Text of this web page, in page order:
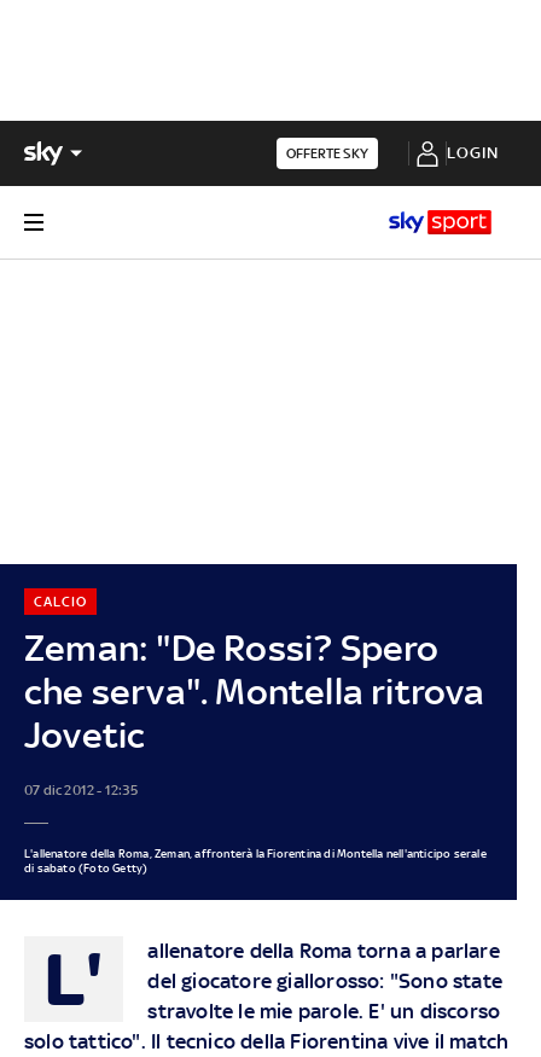
OFFERTE SKY LOGIN
Zeman: "De Rossi? Spero
che serva". Montella ritrova
Jovetic
CALCIO
07 dic 2012 - 12:35
L'allenatore della Roma, Zeman, affronterà la Fiorentina di Montella nell'anticipo serale
di sabato (Foto Getty)
L'
allenatore della Roma torna a parlare
del giocatore giallorosso: "Sono state
stravolte le mie parole. E' un discorso
solo tattico". Il tecnico della Fiorentina vive il match